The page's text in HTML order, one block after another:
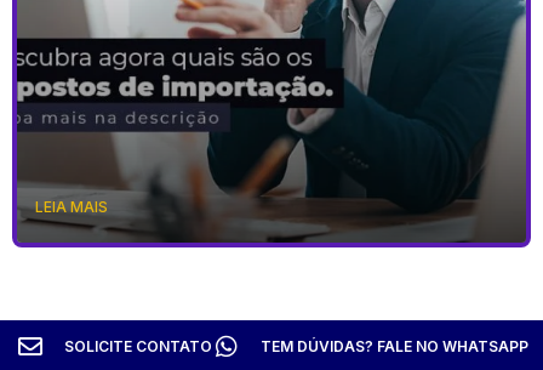
LEIA MAIS
SOLICITE CONTATO TEM DÚVIDAS? FALE NO WHATSAPP